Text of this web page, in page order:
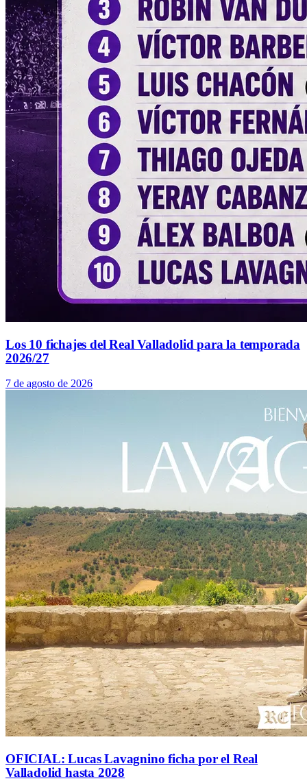
Los 10 fichajes del Real Valladolid para la temporada
2026/27
7 de agosto de 2026
OFICIAL: Lucas Lavagnino ficha por el Real
Valladolid hasta 2028